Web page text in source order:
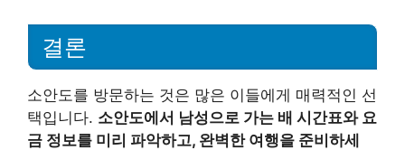
결론
소안도를 방문하는 것은 많은 이들에게 매력적인 선
택입니다. 소안도에서 남성으로 가는 배 시간표와 요
금 정보를 미리 파악하고, 완벽한 여행을 준비하세